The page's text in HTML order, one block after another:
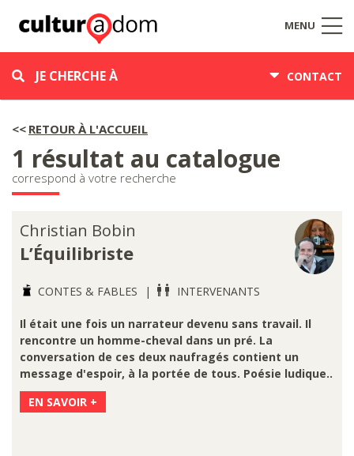
MENU
JE CHERCHE À CONTACT
RETOUR À L'ACCUEIL
1 résultat au catalogue
correspond à votre recherche
Christian Bobin
L’Équilibriste
CONTES & FABLES INTERVENANTS
Il était une fois un narrateur devenu sans travail. Il
rencontre un homme-cheval dans un pré. La
conversation de ces deux naufragés contient un
message d'espoir, à la portée de tous. Poésie ludique..
EN SAVOIR +